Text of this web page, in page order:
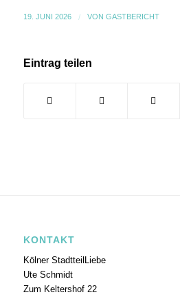
19. JUNI 2026 / VON GASTBERICHT
Eintrag teilen
KONTAKT
Kölner StadtteilLiebe
Ute Schmidt
Zum Keltershof 22